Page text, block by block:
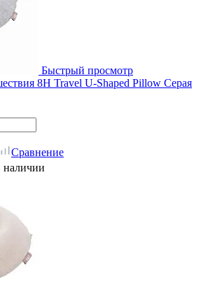
Быстрый просмотр
8H Travel U-Shaped Pillow Серая
Сравнение
наличии